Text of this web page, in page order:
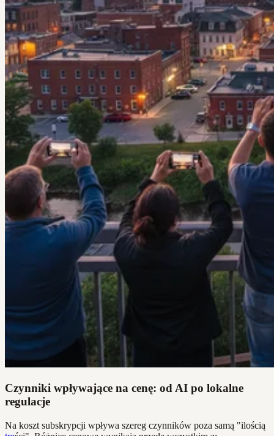
Czynniki wpływające na cenę: od AI po lokalne
regulacje
Na koszt subskrypcji wpływa szereg czynników poza samą "ilością